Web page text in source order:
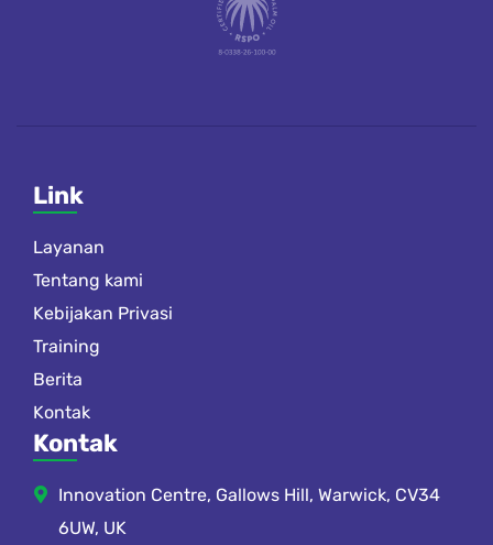
Link
Layanan
Tentang kami
Kebijakan Privasi
Training
Berita
Kontak
Kontak
Innovation Centre, Gallows Hill, Warwick, CV34
6UW, UK